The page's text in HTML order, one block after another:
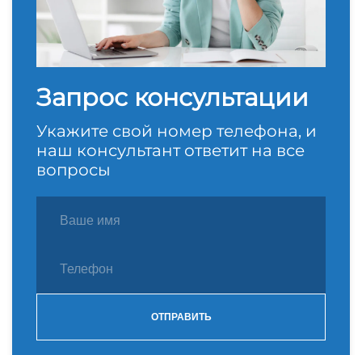
Запрос консультации
Укажите свой номер телефона, и
наш консультант ответит на все
вопросы
ОТПРАВИТЬ